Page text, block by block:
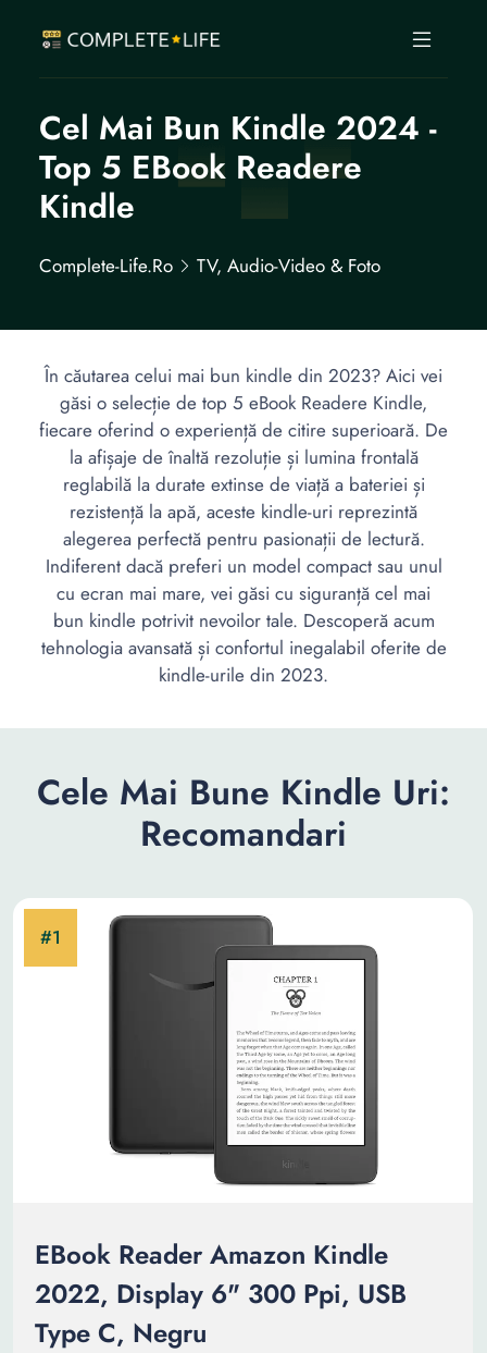
Cel Mai Bun Kindle 2024 -
Top 5 EBook Readere
Kindle
Complete-Life.ro TV, Audio-Video & Foto
În căutarea celui mai bun kindle din 2023? Aici vei
găsi o selecție de top 5 eBook Readere Kindle,
fiecare oferind o experiență de citire superioară. De
la afișaje de înaltă rezoluție și lumina frontală
reglabilă la durate extinse de viață a bateriei și
rezistență la apă, aceste kindle-uri reprezintă
alegerea perfectă pentru pasionații de lectură.
Indiferent dacă preferi un model compact sau unul
cu ecran mai mare, vei găsi cu siguranță cel mai
bun kindle potrivit nevoilor tale. Descoperă acum
tehnologia avansată și confortul inegalabil oferite de
kindle-urile din 2023.
Cele Mai Bune Kindle Uri:
Recomandari
EBook Reader Amazon Kindle
2022, Display 6" 300 Ppi, USB
Type C, Negru